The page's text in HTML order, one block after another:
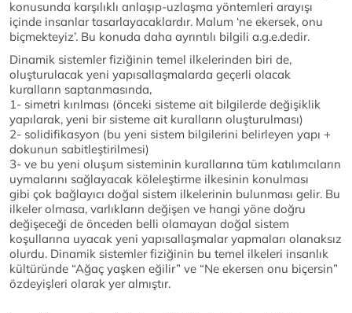
konusunda karşılıklı anlaşıp-uzlaşma yöntemleri arayışı
içinde insanlar tasarlayacaklardır. Malum ‘ne ekersek, onu
biçmekteyiz’. Bu konuda daha ayrıntılı bilgili a.g.e.dedir.
Dinamik sistemler fiziğinin temel ilkelerinden biri de,
oluşturulacak yeni yapısallaşmalarda geçerli olacak
kuralların saptanmasında,
1- simetri kırılması (önceki sisteme ait bilgilerde değişiklik
yapılarak, yeni bir sisteme ait kuralların oluşturulması)
2- solidifikasyon (bu yeni sistem bilgilerini belirleyen yapı +
dokunun sabitleştirilmesi)
3- ve bu yeni oluşum sisteminin kurallarına tüm katılımcıların
uymalarını sağlayacak köleleştirme ilkesinin konulması
gibi çok bağlayıcı doğal sistem ilkelerinin bulunması gelir. Bu
ilkeler olmasa, varlıkların değişen ve hangi yöne doğru
değişeceği de önceden belli olamayan doğal sistem
koşullarına uyacak yeni yapısallaşmalar yapmaları olanaksız
olurdu. Dinamik sistemler fiziğinin bu temel ilkeleri insanlık
kültüründe “Ağaç yaşken eğilir” ve “Ne ekersen onu biçersin”
özdeyişleri olarak yer almıştır.